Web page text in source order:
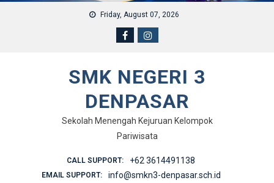
Friday, August 07, 2026
SMK NEGERI 3
DENPASAR
Sekolah Menengah Kejuruan Kelompok
Pariwisata
CALL SUPPORT: +62 3614491138
EMAIL SUPPORT: info@smkn3-denpasar.sch.id